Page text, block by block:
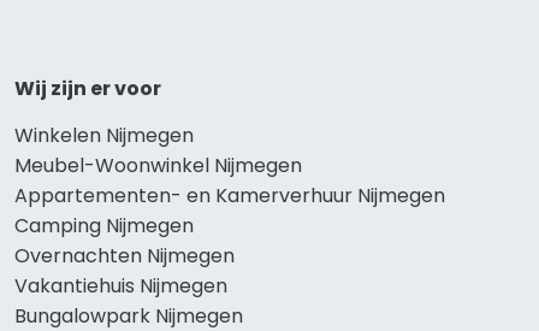
Wij zijn er voor
Winkelen Nijmegen
Meubel-Woonwinkel Nijmegen
Appartementen- en Kamerverhuur Nijmegen
Camping Nijmegen
Overnachten Nijmegen
Vakantiehuis Nijmegen
Bungalowpark Nijmegen